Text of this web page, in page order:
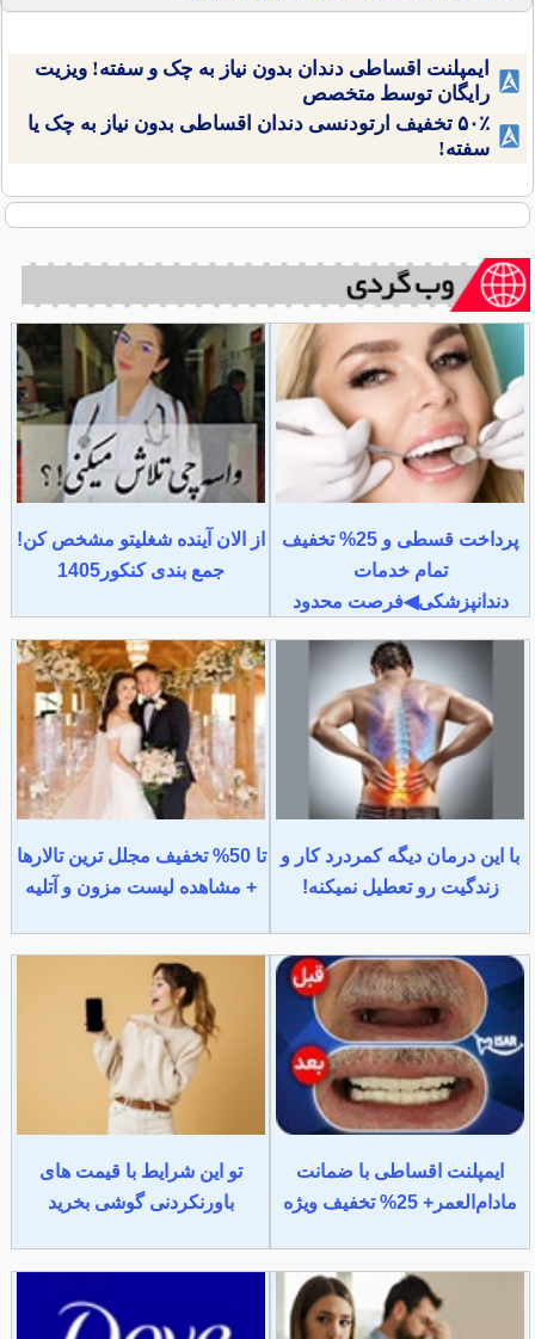
ایمپلنت اقساطی دندان بدون نیاز به چک و سفته! ویزیت
رایگان توسط متخصص
۵۰٪ تخفیف ارتودنسی دندان اقساطی بدون نیاز به چک یا
سفته!
پرداخت قسطی و 25% تخفیف
تمام خدمات
دندانپزشکی◀فرصت محدود
از الان آینده شغلیتو مشخص کن!
جمع بندی کنکور1405
با این درمان دیگه کمردرد کار و
زندگیت رو تعطیل نمیکنه!
تا 50% تخفیف مجلل ترین تالارها
+ مشاهده لیست مزون و آتلیه
ایمپلنت اقساطی با ضمانت
مادام‌العمر+ 25% تخفیف ویژه
تو این شرایط با قیمت های
باورنکردنی گوشی بخرید